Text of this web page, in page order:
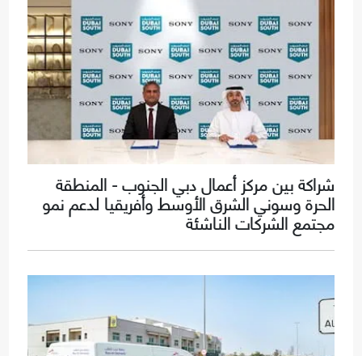
شراكة بين مركز أعمال دبي الجنوب - المنطقة
الحرة وسوني الشرق الأوسط وأفريقيا لدعم نمو
مجتمع الشركات الناشئة